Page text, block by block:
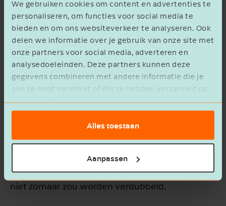
We gebruiken cookies om content en advertenties te
personaliseren, om functies voor social media te
bieden en om ons websiteverkeer te analyseren. Ook
delen we informatie over je gebruik van onze site met
onze partners voor social media, adverteren en
analysedoeleinden. Deze partners kunnen deze
gegevens combineren met andere informatie die je
aan ze hebt verstrekt of die ze hebben verzameld op
basis van het gebruik van hun services.
Alles toestaan
Aanpassen
Verplichtingen al aangegaan
Specifiek gaat het hier dus om die gevallen
waarin al verplichtingen waren aangegaan die
niet zomaar teruggedraaid konden worden, en
die vóór 28 juni 2019 waren gedaan. Op grond
de conclusie dat hiervan in het betreffende
geval sprake was. Op het moment van het
bestellen van de auto leefde namelijk de
gerechtvaardigde verwachting dat de bijtelling
niet zomaar zou worden verdubbeld.